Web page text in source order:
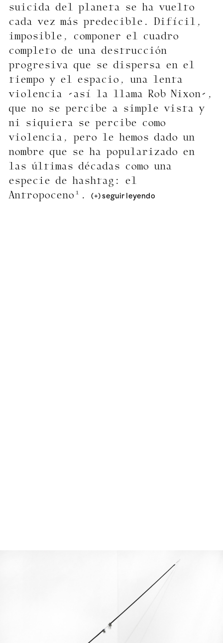
suicida del planeta se ha vuelto
cada vez más predecible. Difícil,
imposible, componer el cuadro
completo de una destrucción
progresiva que se dispersa en el
tiempo y el espacio, una lenta
violencia -así la llama Rob Nixon-,
que no se percibe a simple vista y
ni siquiera se percibe como
violencia, pero le hemos dado un
nombre que se ha popularizado en
las últimas décadas como una
especie de hashtag: el
Antropoceno¹.(+) seguir leyendo